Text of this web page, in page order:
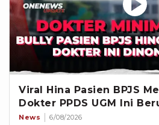
Viral Hina Pasien BPJS
Dokter PPDS UGM Ini
News 6/08/2026